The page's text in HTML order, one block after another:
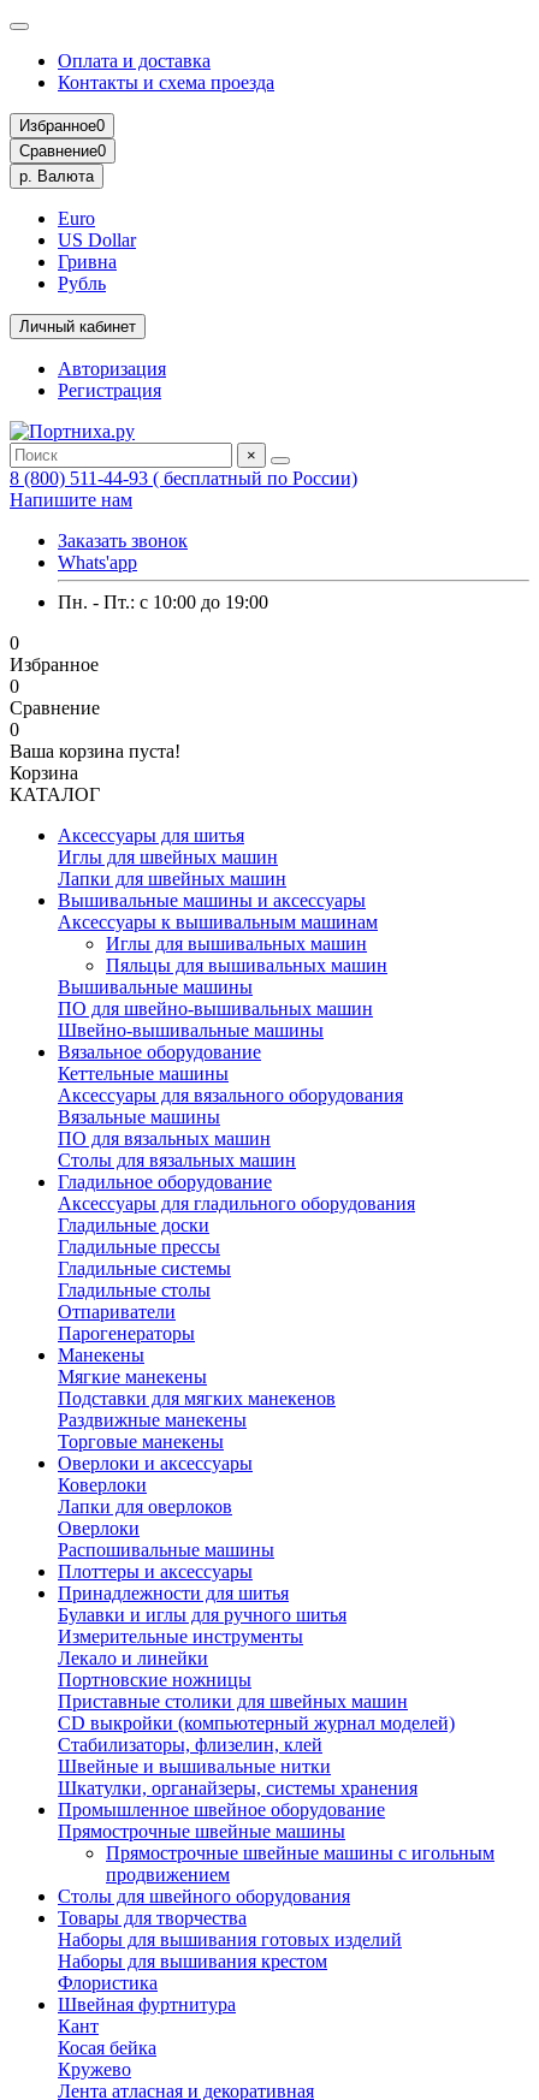
Оплата и доставка
Контакты и схема проезда
Избранное0
Сравнение0
р. Валюта
Euro
US Dollar
Гривна
Рубль
Личный кабинет
Авторизация
Регистрация
×
8 (800) 511-44-93 ( бесплатный по России)
Напишите нам
Заказать звонок
Whats'app
Пн. - Пт.: c 10:00 до 19:00
0
Избранное
0
Сравнение
0
Ваша корзина пуста!
Корзина
КАТАЛОГ
Аксессуары для шитья
Иглы для швейных машин
Лапки для швейных машин
Вышивальные машины и аксессуары
Аксессуары к вышивальным машинам
Иглы для вышивальных машин
Пяльцы для вышивальных машин
Вышивальные машины
ПО для швейно-вышивальных машин
Швейно-вышивальные машины
Вязальное оборудование
Кеттельные машины
Аксессуары для вязального оборудования
Вязальные машины
ПО для вязальных машин
Столы для вязальных машин
Гладильное оборудование
Аксессуары для гладильного оборудования
Гладильные доски
Гладильные прессы
Гладильные системы
Гладильные столы
Отпариватели
Парогенераторы
Манекены
Мягкие манекены
Подставки для мягких манекенов
Раздвижные манекены
Торговые манекены
Оверлоки и аксессуары
Коверлоки
Лапки для оверлоков
Оверлоки
Распошивальные машины
Плоттеры и аксессуары
Принадлежности для шитья
Булавки и иглы для ручного шитья
Измерительные инструменты
Лекало и линейки
Портновские ножницы
Приставные столики для швейных машин
СD выкройки (компьютерный журнал моделей)
Стабилизаторы, флизелин, клей
Швейные и вышивальные нитки
Шкатулки, органайзеры, системы хранения
Промышленное швейное оборудование
Прямострочные швейные машины
Прямострочные швейные машины с игольным
продвижением
Столы для швейного оборудования
Товары для творчества
Наборы для вышивания готовых изделий
Наборы для вышивания крестом
Флористика
Швейная фуртнитура
Кант
Косая бейка
Кружево
Лента aтласная и декоративная